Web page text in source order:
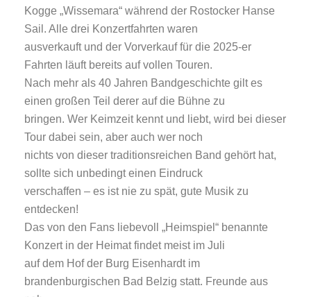
Kogge „Wissemara“ während der Rostocker Hanse
Sail. Alle drei Konzertfahrten waren
ausverkauft und der Vorverkauf für die 2025-er
Fahrten läuft bereits auf vollen Touren.
Nach mehr als 40 Jahren Bandgeschichte gilt es
einen großen Teil derer auf die Bühne zu
bringen. Wer Keimzeit kennt und liebt, wird bei dieser
Tour dabei sein, aber auch wer noch
nichts von dieser traditionsreichen Band gehört hat,
sollte sich unbedingt einen Eindruck
verschaffen – es ist nie zu spät, gute Musik zu
entdecken!
Das von den Fans liebevoll „Heimspiel“ benannte
Konzert in der Heimat findet meist im Juli
auf dem Hof der Burg Eisenhardt im
brandenburgischen Bad Belzig statt. Freunde aus